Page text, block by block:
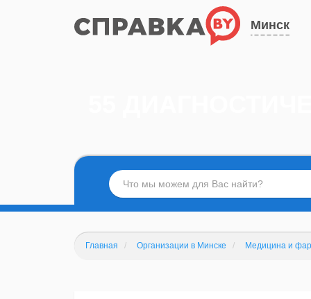
Минск
Главная Организации в Минске Медицина и